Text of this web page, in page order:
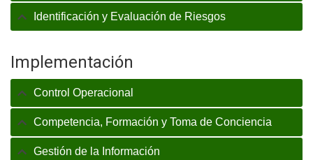
Identificación y Evaluación de Riesgos
Implementación
Control Operacional
Competencia, Formación y Toma de Conciencia
Gestión de la Información